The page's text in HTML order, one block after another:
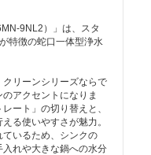
9NL2）」は、スタ
特徴の蛇口一体型浄水
リーンシリーズならで
アクセントになりま
ート」の切り替えと、
る使いやすさが魅力。
いるため、シンクの
れや大きな鍋への水分